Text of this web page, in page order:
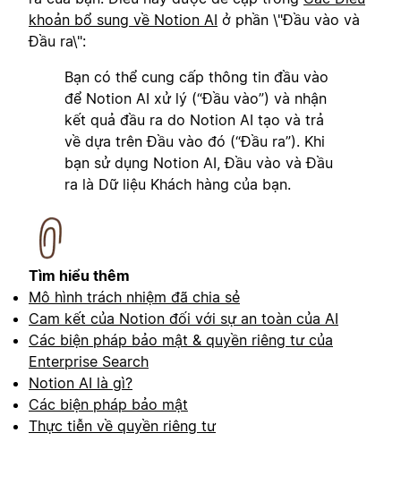
khoản bổ sung về Notion AI ở phần \"Đầu vào và
Đầu ra\":
Bạn có thể cung cấp thông tin đầu vào
để Notion AI xử lý (“Đầu vào”) và nhận
kết quả đầu ra do Notion AI tạo và trả
về dựa trên Đầu vào đó (“Đầu ra”). Khi
bạn sử dụng Notion AI, Đầu vào và Đầu
ra là Dữ liệu Khách hàng của bạn.
Tìm hiểu thêm
Mô hình trách nhiệm đã chia sẻ
Cam kết của Notion đối với sự an toàn của AI
Các biện pháp bảo mật & quyền riêng tư của
Enterprise Search
Notion AI là gì?
Các biện pháp bảo mật
Thực tiễn về quyền riêng tư